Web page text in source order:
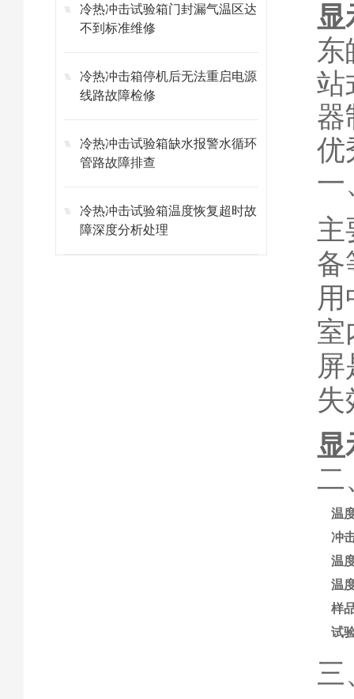
冷热冲击试验箱门封漏气温区达
不到标准维修
冷热冲击箱停机后无法重启电源
线路故障检修
冷热冲击试验箱缺水报警水循环
管路故障排查
冷热冲击试验箱温度恢复超时故
障深度分析处理
东
站
器
优
一
主
备
室
失
二
温
冲
温
温
样
试
三